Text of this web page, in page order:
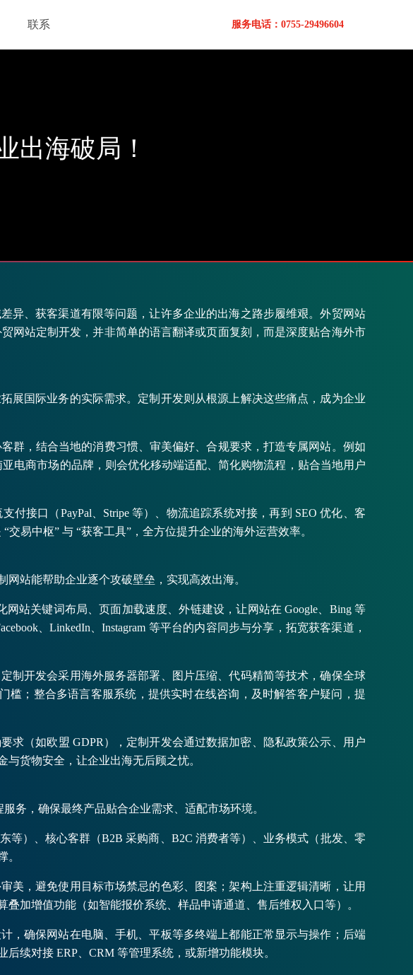
联系
服务电话：0755-29496604
出海破局！
异、获客渠道有限等问题，让许多企业的出海之路步履维艰。外贸网站
网站定制开发，并非简单的语言翻译或页面复刻，而是深度贴合海外市
展国际业务的实际需求。定制开发则从根源上解决这些痛点，成为企业
群，结合当地的消费习惯、审美偏好、合规要求，打造专属网站。例如
电商市场的品牌，则会优化移动端适配、简化购物流程，贴合当地用户
接口（PayPal、Stripe 等）、物流追踪系统对接，再到 SEO 优化、客
易中枢” 与 “获客工具”，全方位提升企业的海外运营效率。
站能帮助企业逐个攻破壁垒，实现高效出海。
站关键词布局、页面加载速度、外链建设，让网站在 Google、Bing 等
、LinkedIn、Instagram 等平台的内容同步与分享，拓宽获客渠道，
制开发会采用海外服务器部署、图片压缩、代码精简等技术，确保全球
槛；整合多语言客服系统，提供实时在线咨询，及时解答客户疑问，提
求（如欧盟 GDPR），定制开发会通过数据加密、隐私政策公示、用户
货物安全，让企业出海无后顾之忧。
务，确保最终产品贴合企业需求、适配市场环境。
）、核心客群（B2B 采购商、B2C 消费者等）、业务模式（批发、零
。
美，避免使用目标市场禁忌的色彩、图案；架构上注重逻辑清晰，让用
加增值功能（如智能报价系统、样品申请通道、售后维权入口等）。
，确保网站在电脑、手机、平板等多终端上都能正常显示与操作；后端
续对接 ERP、CRM 等管理系统，或新增功能模块。